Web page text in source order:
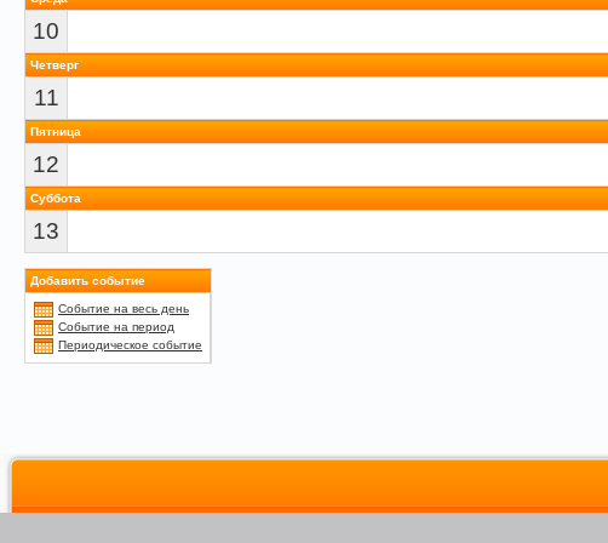
10
Четверг
11
Пятница
12
Суббота
13
Добавить событие
Событие на весь день
Событие на период
Периодическое событие